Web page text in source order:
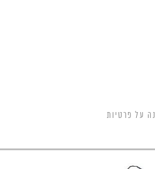
על פרטיות